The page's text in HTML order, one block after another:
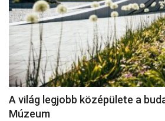
A világ legjobb középülete a
Múzeum